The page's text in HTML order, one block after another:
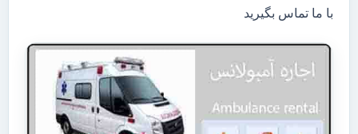
با ما تماس بگیرید